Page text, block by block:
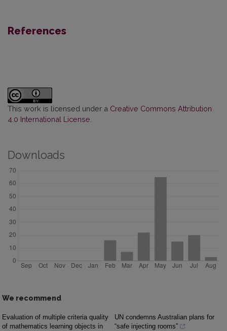
References
This work is licensed under a Creative Commons Attribution
4.0 International License
Downloads
We recommend
Evaluation of multiple criteria quality
of mathematics learning objects in
UN condemns Australian plans for
“safe injecting rooms”